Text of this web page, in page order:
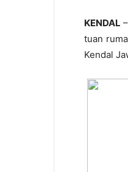
KENDAL
tuan
Kendal